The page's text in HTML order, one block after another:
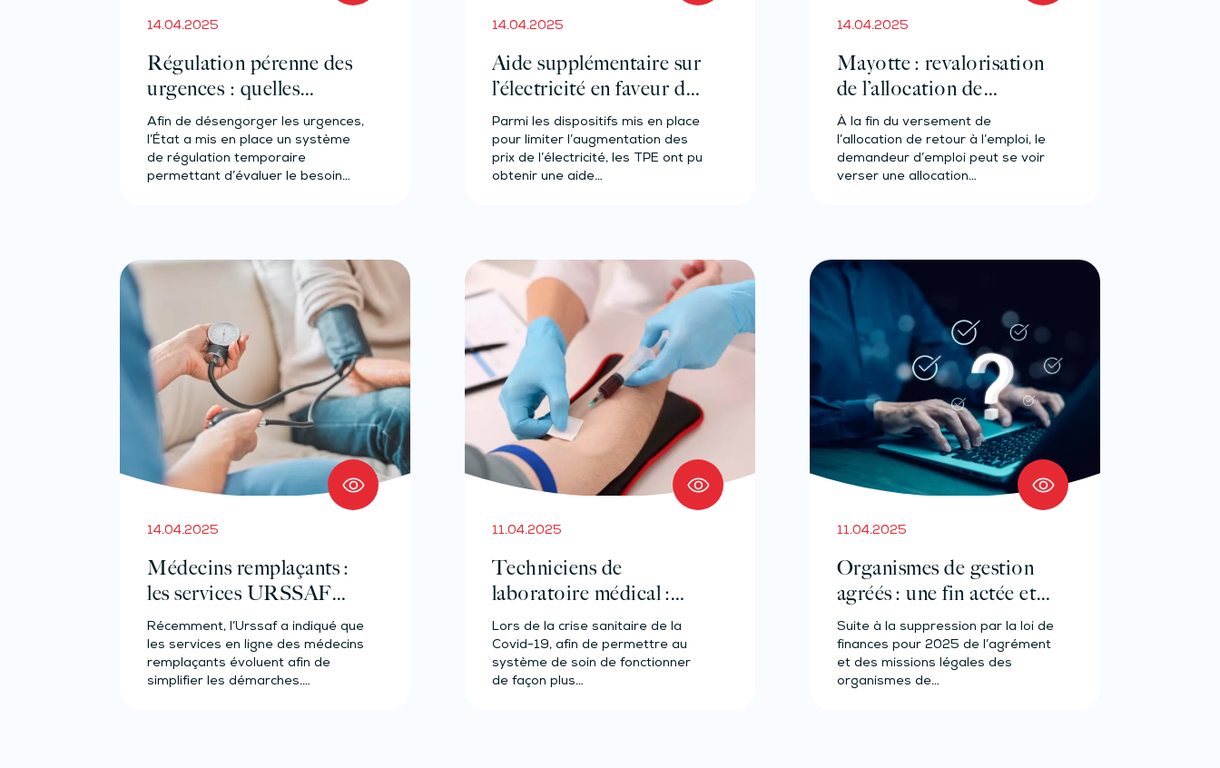
14.04.2025
Régulation pérenne des
urgences : quelles
modalités ?
Afin de désengorger les urgences,
l’État a mis en place un système
de régulation temporaire
permettant d’évaluer le besoin
14.04.2025
Aide supplémentaire sur
l’électricité en faveur des
TPE : prolongée ?
Parmi les dispositifs mis en place
pour limiter l’augmentation des
prix de l’électricité, les TPE ont pu
obtenir une aide…
14.04.2025
Mayotte : revalorisation
de l’allocation de
solidarité spécifique
À la fin du versement de
l’allocation de retour à l’emploi, le
demandeur d’emploi peut se voir
verser une allocation…
14.04.2025
Médecins remplaçants :
les services URSSAF
évoluent
Récemment, l’Urssaf a indiqué que
les services en ligne des médecins
remplaçants évoluent afin de
simplifier les démarches.
11.04.2025
Techniciens de
laboratoire médical :
nouvelles compétences
Lors de la crise sanitaire de la
Covid-19, afin de permettre au
système de soin de fonctionner
de façon plus…
11.04.2025
Organismes de gestion
agréés : une fin actée et
précisée !
Suite à la suppression par la loi de
finances pour 2025 de l’agrément
et des missions légales des
organismes de…